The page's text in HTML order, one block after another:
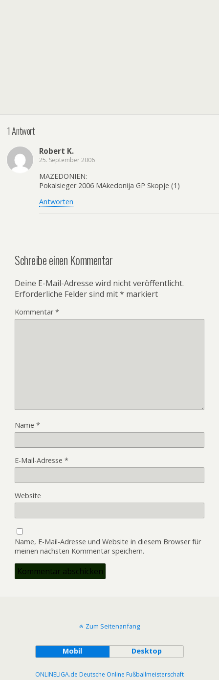
1 Antwort
Robert K.
25. September 2006
MAZEDONIEN:
Pokalsieger 2006 MAkedonija GP Skopje (1)
Antworten
Schreibe einen Kommentar
Deine E-Mail-Adresse wird nicht veröffentlicht.
Erforderliche Felder sind mit* markiert
Kommentar*
Name *
E-Mail-Adresse *
Website
Name, E-Mail-Adresse und Website in diesem Browser für
meinen nächsten Kommentar speichern.
Zum Seitenanfang
Mobil Desktop
ONLINELIGA.de Deutsche Online Fußballmeisterschaft